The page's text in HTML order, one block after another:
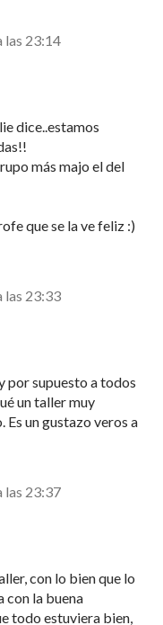
las 23:14
dice..estamos
más majo el del
que se la ve feliz :)
las 23:33
por supuesto a todos
un taller muy
un gustazo veros a
las 23:37
con lo bien que lo
con la buena
todo estuviera bien,